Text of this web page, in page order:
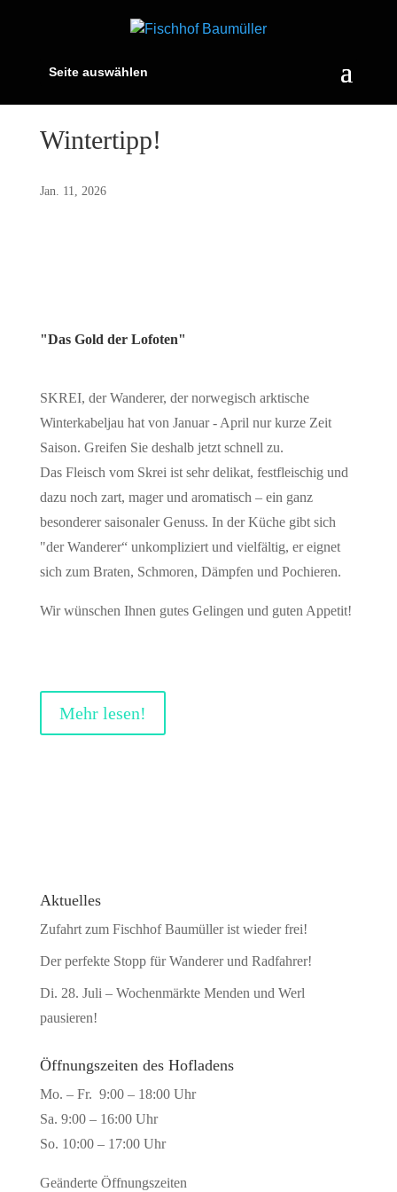
Seite auswählen
Wintertipp!
Jan. 11, 2026
"Das Gold der Lofoten"
SKREI, der Wanderer, der norwegisch arktische
Winterkabeljau hat von Januar - April nur kurze Zeit
Saison. Greifen Sie deshalb jetzt schnell zu.
Das Fleisch vom Skrei ist sehr delikat, festfleischig und
dazu noch zart, mager und aromatisch – ein ganz
besonderer saisonaler Genuss. In der Küche gibt sich
"der Wanderer“ unkompliziert und vielfältig, er eignet
sich zum Braten, Schmoren, Dämpfen und Pochieren.
Wir wünschen Ihnen gutes Gelingen und guten Appetit!
Mehr lesen!
Aktuelles
Zufahrt zum Fischhof Baumüller ist wieder frei!
Der perfekte Stopp für Wanderer und Radfahrer!
Di. 28. Juli – Wochenmärkte Menden und Werl
pausieren!
Öffnungszeiten des Hofladens
Mo. – Fr. 9:00 – 18:00 Uhr
Sa. 9:00 – 16:00 Uhr
So. 10:00 – 17:00 Uhr
Geänderte Öffnungszeiten